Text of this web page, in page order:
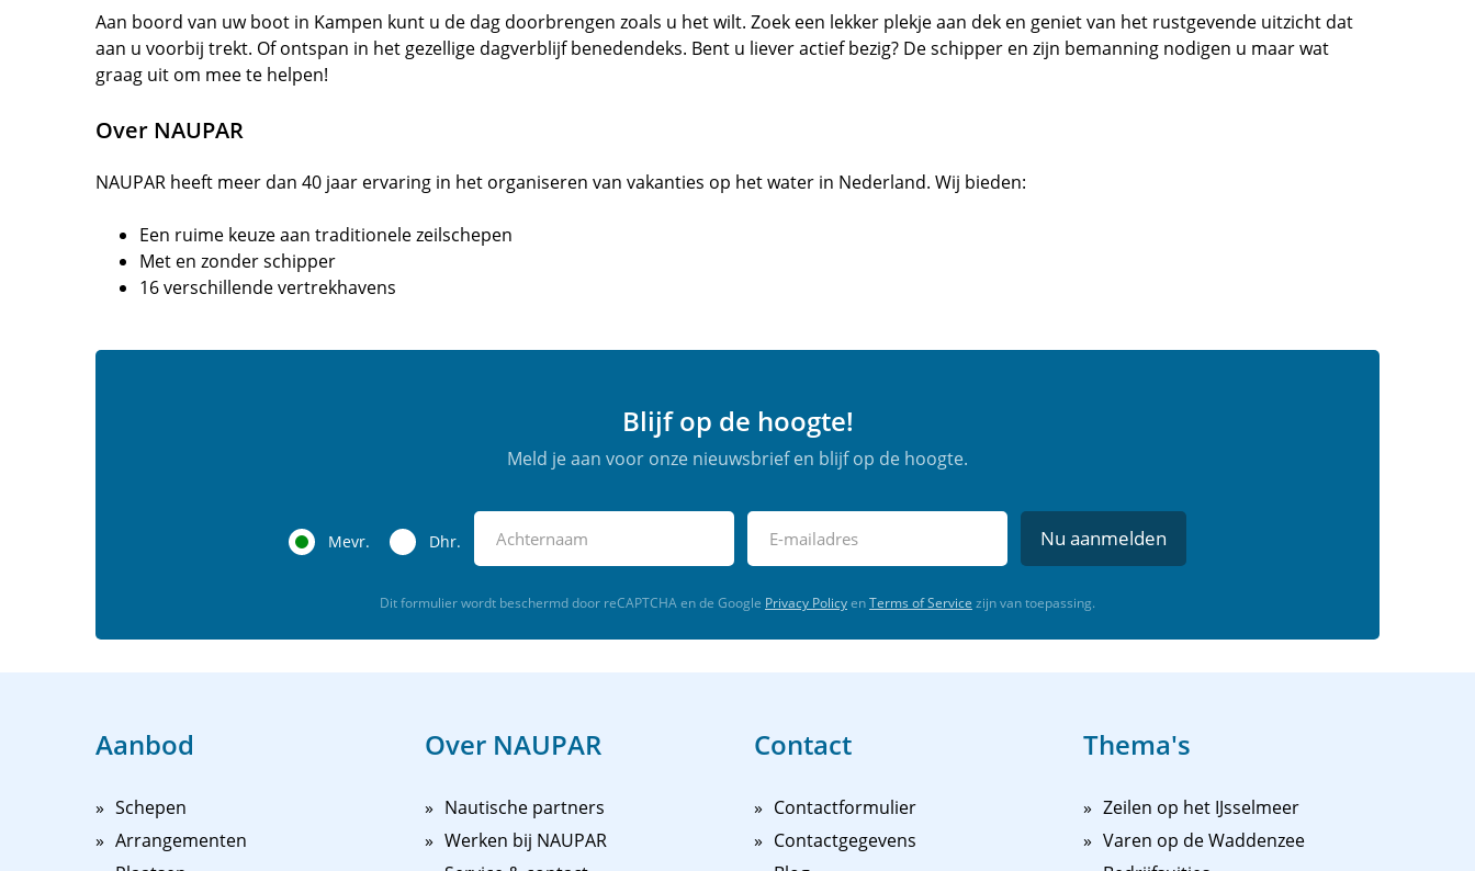
Aan boord van uw boot in Kampen kunt u de dag doorbrengen zoals u het wilt. Zoek een lekker plekje aan dek en geniet van het rustgevende uitzicht dat
aan u voorbij trekt. Of ontspan in het gezellige dagverblijf benedendeks. Bent u liever actief bezig? De schipper en zijn bemanning nodigen u maar wat
graag uit om mee te helpen!
Over NAUPAR
NAUPAR heeft meer dan 40 jaar ervaring in het organiseren van vakanties op het water in Nederland. Wij bieden:
Een ruime keuze aan traditionele zeilschepen
Met en zonder schipper
16 verschillende vertrekhavens
Blijf op de hoogte!
Meld je aan voor onze nieuwsbrief en blijf op de hoogte.
Mevr. Dhr. Nu aanmelden
Dit formulier wordt beschermd door reCAPTCHA en de Google Privacy PolicyenTerms of Service zijn van toepassing.
Aanbod
Schepen
Arrangementen
Over NAUPAR
Nautische partners
Werken bij NAUPAR
Contact
Contactformulier
Contactgegevens
Thema's
Zeilen op het IJsselmeer
Varen op de Waddenzee